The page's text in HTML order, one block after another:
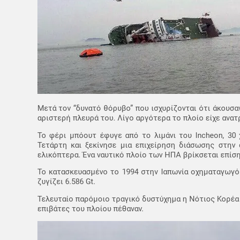
Μετά τον “δυνατό θόρυβο” που ισχυρίζονται ότι
αριστερή πλευρά του. Λίγο αργότερα το πλοίο είχε
Το φέρι μπόουτ έφυγε από το λιμάνι του Incheon,
Τετάρτη και ξεκίνησε μια επιχείρηση διάσωσης
ελικόπτερα. Ένα ναυτικό πλοίο των ΗΠΑ βρίκσεται
Το κατασκευασμένο το 1994 στην Ιαπωνία
ζυγίζει 6.586 Gt.
Τελευταίο παρόμοιο τραγικό δυστύχημα η Νότιος
επιβάτες του πλοίου πέθαναν.